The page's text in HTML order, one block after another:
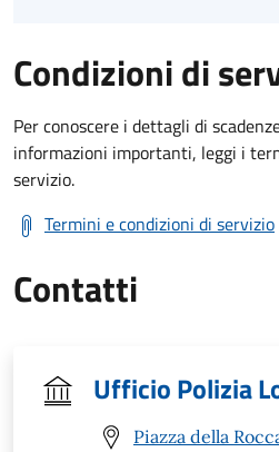
Condizioni di
Per conoscere i dettagli di
informazioni importanti, leggi i
servizio.
Termini e condizioni di servizio
Contatti
Ufficio Polizia
Piazza della